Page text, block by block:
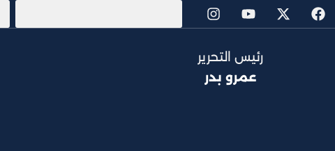
رئيس التحرير
عمرو بدر